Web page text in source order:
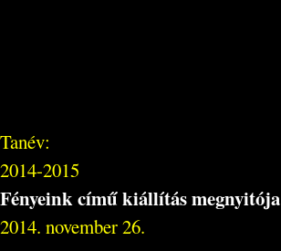
Tanév:
2014-2015
Fényeink című kiállítás megnyitója
2014. november 26.